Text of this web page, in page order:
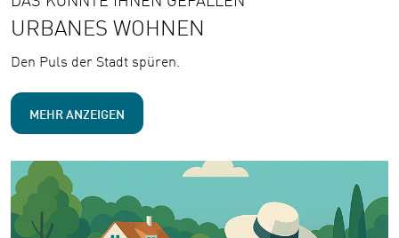
URBANES WOHNEN
Den Puls der Stadt spüren.
MEHR ANZEIGEN